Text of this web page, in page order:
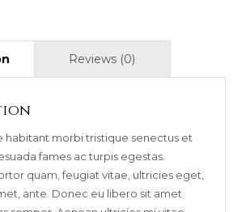
habitant morbi tristique senectus et
fames ac turpis egestas.
quam, feugiat vitae, ultricies eget,
ante. Donec eu libero sit amet